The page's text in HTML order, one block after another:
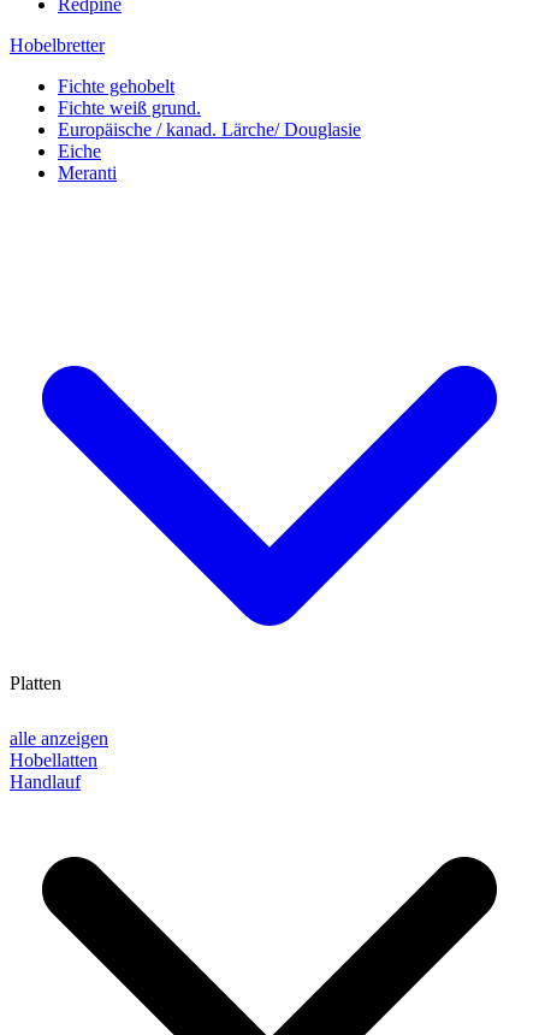
Redpine
Hobelbretter
Fichte gehobelt
Fichte weiß grund.
Europäische / kanad. Lärche/ Douglasie
Eiche
Meranti
alle anzeigen
Hobellatten
Handlauf
Platten